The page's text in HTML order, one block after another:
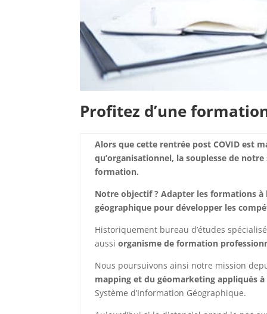
Profitez d’une
Alors que cette rentrée post COVID est
qu’organisationnel, la souplesse de
formation.
Notre objectif ? Adapter les formations à
géographique pour développer les
Historiquement bureau d’études
aussiorganisme de formation
Nous poursuivons ainsi notre mission
mapping et du géomarketing appliqués
Système d’Information Géographique.